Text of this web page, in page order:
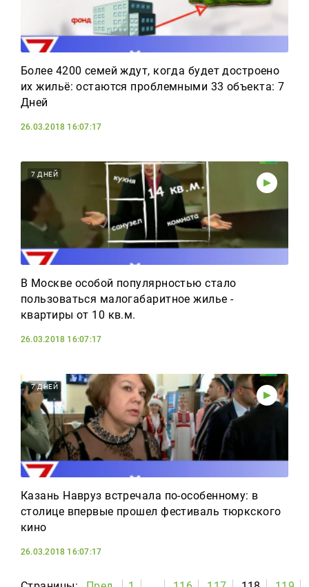
Более 4200 семей ждут, когда будет достроено
их жильё: остаются проблемными 33 объекта: 7
Дней
26.03.2018 16:07:17
7 ДНЕЙ
В Москве особой популярностью стало
пользоваться малогабаритное жилье -
квартиры от 10 кв.м.
26.03.2018 16:07:17
7 ДНЕЙ
Казань Навруз встречала по-особенному: в
столице впервые прошел фестиваль тюркского
кино
26.03.2018 16:07:17